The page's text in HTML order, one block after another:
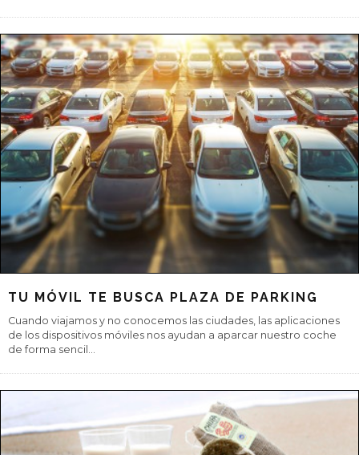
PRIMER INFORME DE SILLAS INFANTILES
2018
21 modelos obtienen la recomendación ‘satisfactoria’, y otros tres
la de ‘aceptable’, pero dos de las 29 sillas analizadas en el primer
info